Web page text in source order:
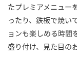
たプレミアメニュー
ったり、鉄板で焼い
ョンも楽しめる時間
盛り付け、見た目の